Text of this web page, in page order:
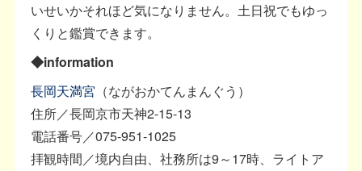
いせいかそれほど気になりません。土日祝でもゆっ
くりと鑑賞できます。
◆information
長岡天満宮 （ながおかてんまんぐう）
住所／長岡京市天神2-15-13
電話番号／075-951-1025
拝観時間／境内自由、社務所は9～17時、ライトア